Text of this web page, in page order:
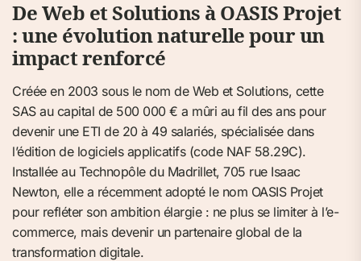
De Web et Solutions à OASIS Projet
: une évolution naturelle pour un
impact renforcé
Créée en 2003 sous le nom de Web et Solutions, cette
SAS au capital de 500 000 € a mûri au fil des ans pour
devenir une ETI de 20 à 49 salariés, spécialisée dans
l’édition de logiciels applicatifs (code NAF 58.29C).
Installée au Technopôle du Madrillet, 705 rue Isaac
Newton, elle a récemment adopté le nom OASIS Projet
pour refléter son ambition élargie : ne plus se limiter à l’e-
commerce, mais devenir un partenaire global de la
transformation digitale.